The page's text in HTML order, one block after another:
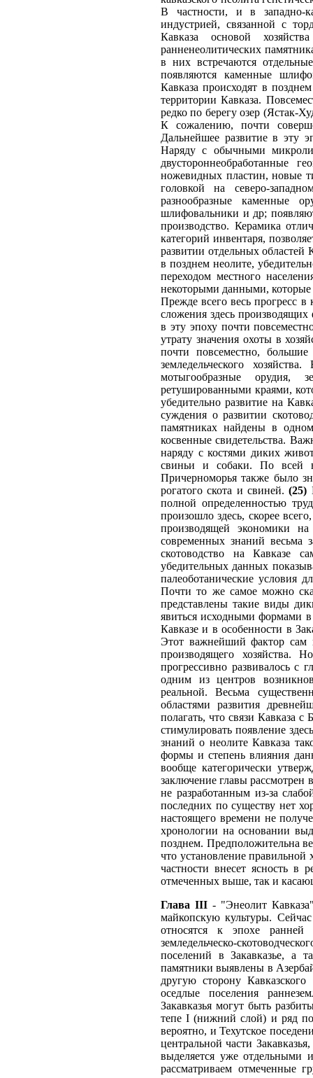
В частности, и в западно-
индустрией, связанной с
Кавказа основой
ранненеолитических
в них встречаются
появляются каменные
Кавказа происходят в
территории Кавказа.
редко по берегу озер (Ястак-
К сожалению, почти
Дальнейшее развитие в эту
Наряду с обычными
двустороннеобработанные
ножевидных пластин, новые
головкой на северо-
разнообразные каменные
шлифовальники и др;
производство. Керамика
категорий инвентаря,
развитии отдельных областей
в позднем неолите,
переходом местного
некоторыми данными, которые
Прежде всего весь прогресс
сложения здесь
в эту эпоху почти
утрату значения охоты в
почти повсеместно,
земледельческого
мотыгообразные орудия,
ретушированными краями,
убедительно развитие на
суждения о развитии
памятниках найдены в
косвенные свидетельства.
наряду с костями диких
свиньи и собаки. По всей
Причерноморья также было
рогатого скота и свиней.(25)
полной определенностью
произошло здесь, скорее
производящей экономики
современных знаний весьма
скотоводство на Кавказе
убедительных данных
палеоботанические условия
Почти то же самое можно
представлены такие виды
явиться исходными формами в
Кавказе и в особенности в
Этот важнейший фактор сам
производящего хозяйства.
прогрессивно развивалось с
одним из центров
реальной. Весьма
областями развития
полагать, что связи Кавказа
стимулировать появление
знаний о неолите Кавказа
формы и степень влияния
вообще категорически
заключение главы рассмотрен
не разработанным из-за
последних по существу нет
настоящего времени не
хронологии на основании
позднем. Предположительна
что установление
частности внесет ясность в
отмеченных выше, так и
Глава III - "Энеолит
майкопскую культуры.
относятся к эпохе ранней
земледельческо-
поселений в Закавказье, а
памятники выявлены в
другую сторону
оседлые поселения
Закавказья могут быть
тепе I (нижний слой) и ряд
вероятно, и Техутское
центральной части
выделяется уже отдельными
рассматриваем отмеченные